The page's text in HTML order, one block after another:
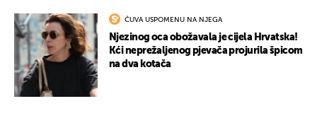
ČUVA USPOMENU NA NJEGA
Njezinog oca obožavala je cijela Hrvatska!
Kći neprežaljenog pjevača projurila špicom
na dva kotača